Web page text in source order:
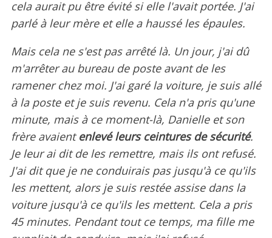
cela aurait pu être évité si elle l'avait portée. J'ai
parlé à leur mère et elle a haussé les épaules.
Mais cela ne s'est pas arrêté là. Un jour, j'ai dû
m'arrêter au bureau de poste avant de les
ramener chez moi. J'ai garé la voiture, je suis allé
à la poste et je suis revenu. Cela n'a pris qu'une
minute, mais à ce moment-là, Danielle et son
frère avaientenlevé leurs ceintures de sécurité.
Je leur ai dit de les remettre, mais ils ont refusé.
J'ai dit que je ne conduirais pas jusqu'à ce qu'ils
les mettent, alors je suis restée assise dans la
voiture jusqu'à ce qu'ils les mettent. Cela a pris
45 minutes. Pendant tout ce temps, ma fille me